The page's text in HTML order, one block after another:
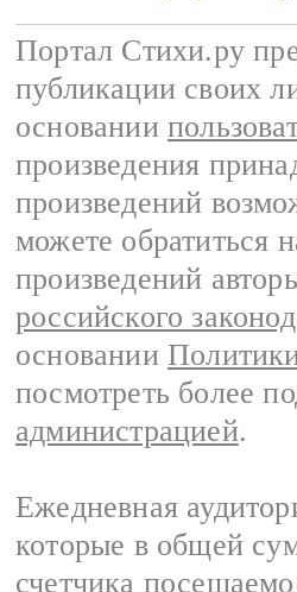
Портал Стихи.ру
публикации своих
основании
произведения
произведений
можете обратиться
произведений
российского
основании
посмотреть более
администрацией.
Ежедневная
которые в общей
счетчика